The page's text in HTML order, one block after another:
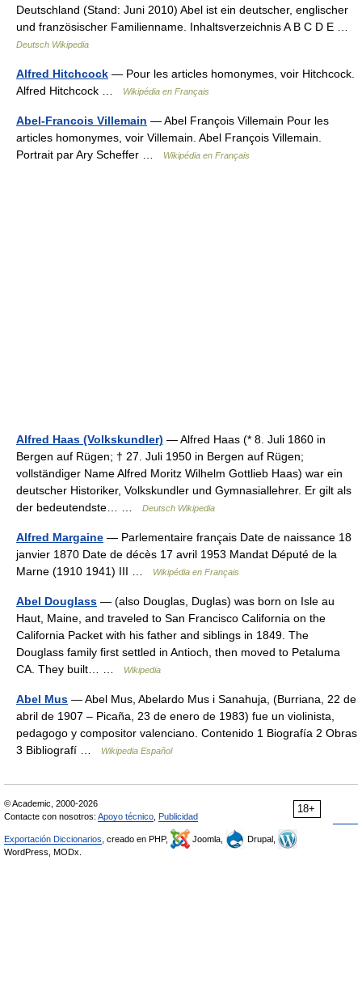
Deutschland (Stand: Juni 2010) Abel ist ein deutscher, englischer
und französischer Familienname. Inhaltsverzeichnis A B C D E …
Deutsch Wikipedia
Alfred Hitchcock — Pour les articles homonymes, voir Hitchcock.
Alfred Hitchcock …
Wikipédia en Français
Abel-Francois Villemain — Abel François Villemain Pour les
articles homonymes, voir Villemain. Abel François Villemain.
Portrait par Ary Scheffer …
Wikipédia en Français
Alfred Haas (Volkskundler) — Alfred Haas (* 8. Juli 1860 in
Bergen auf Rügen; † 27. Juli 1950 in Bergen auf Rügen;
vollständiger Name Alfred Moritz Wilhelm Gottlieb Haas) war ein
deutscher Historiker, Volkskundler und Gymnasiallehrer. Er gilt als
der bedeutendste… …
Deutsch Wikipedia
Alfred Margaine — Parlementaire français Date de naissance 18
janvier 1870 Date de décès 17 avril 1953 Mandat Député de la
Marne (1910 1941) III …
Wikipédia en Français
Abel Douglass — (also Douglas, Duglas) was born on Isle au
Haut, Maine, and traveled to San Francisco California on the
California Packet with his father and siblings in 1849. The
Douglass family first settled in Antioch, then moved to Petaluma
CA. They built… …
Wikipedia
Abel Mus — Abel Mus, Abelardo Mus i Sanahuja, (Burriana, 22 de
abril de 1907 – Picaña, 23 de enero de 1983) fue un violinista,
pedagogo y compositor valenciano. Contenido 1 Biografía 2 Obras
3 Bibliografí …
Wikipedia Español
18+
© Academic, 2000-2026
Contacte con nosotros: Apoyo técnico Publicidad
Exportación Diccionarios , creado en PHP, Joomla,
Drupal,
WordPress, MODx.